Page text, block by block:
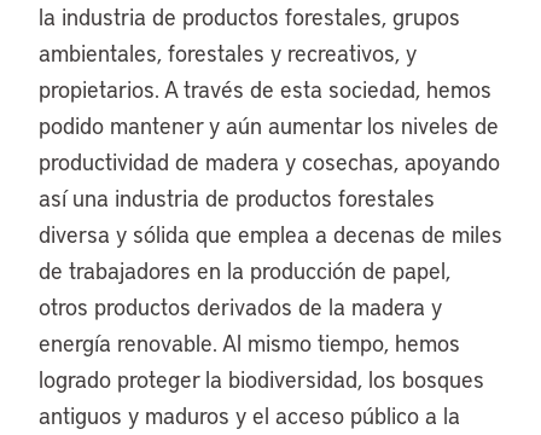
la industria de productos forestales, grupos
ambientales, forestales y recreativos, y
propietarios. A través de esta sociedad, hemos
podido mantener y aún aumentar los niveles de
productividad de madera y cosechas, apoyando
así una industria de productos forestales
diversa y sólida que emplea a decenas de miles
de trabajadores en la producción de papel,
otros productos derivados de la madera y
energía renovable. Al mismo tiempo, hemos
logrado proteger la biodiversidad, los bosques
antiguos y maduros y el acceso público a la